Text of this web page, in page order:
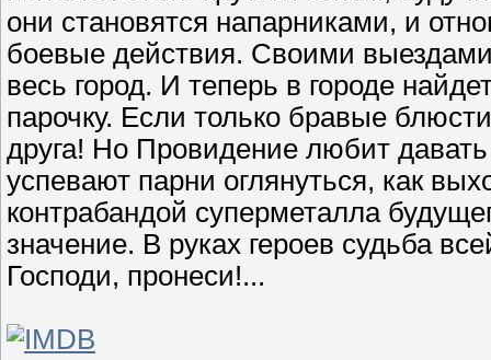
они становятся напарниками, и
боевые действия. Своими
весь город. И теперь в городе
парочку. Если только бравые
друга! Hо Провидение любит
успевают парни оглянуться, как
контрабандой суперметалла
значение. В руках героев судьба
Господи, пронеси!...